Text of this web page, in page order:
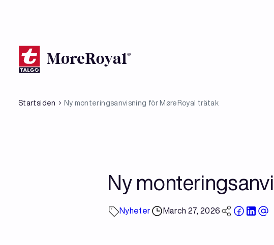
content
Startsiden Ny monteringsanvisning för MøreRoyal trätak
Ny
Nyheter March 27, 2026